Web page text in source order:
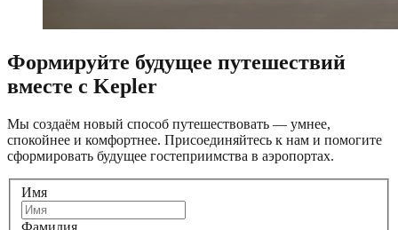
Формируйте будущее путешествий
вместе с Kepler
Мы создаём новый способ путешествовать — умнее,
спокойнее и комфортнее. Присоединяйтесь к нам и помогите
сформировать будущее гостеприимства в аэропортах.
Имя